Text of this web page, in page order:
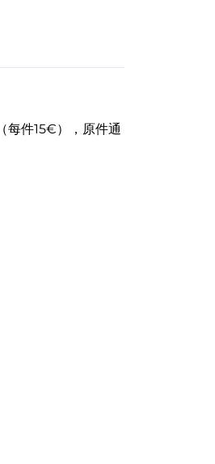
每件15€），原件通